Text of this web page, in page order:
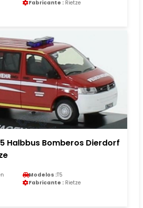
Fabricante : Rietze
Halbbus Bomberos Dierdorf
Modelos :T5
Fabricante : Rietze